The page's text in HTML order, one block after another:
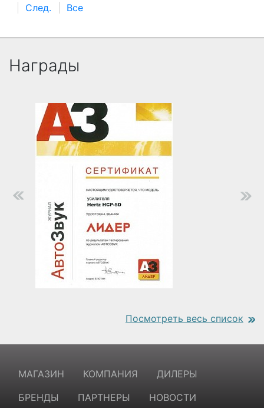
След.
Все
Награды
Посмотреть весь список
МАГАЗИН КОМПАНИЯ
ДИЛЕРЫ
БРЕНДЫ
ПАРТНЕРЫ НОВОСТИ